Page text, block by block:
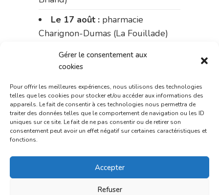
Gérer le consentement aux
cookies
Pour offrir les meilleures expériences, nous utilisons des technologies
telles que les cookies pour stocker et/ou accéder aux informations des
appareils. Le fait de consentir à ces technologies nous permettra de
traiter des données telles que le comportement de navigation ou les ID
uniques sur ce site. Le fait de ne pas consentir ou de retirer son
consentement peut avoir un effet négatif sur certaines caractéristiques et
fonctions.
Accepter
Refuser
Le 17 août : pharmacie
Charignon-Dumas (La Fouillade)
du 17 au 21 août :pharmacie
Palobart (Laguépie)
du 21 au 28 août :pharmacie
Dupont (place de la République)
du 28 au 31 août :pharmacie
Bonnemaire (rue Saint-Jacques)
Du 31 août au 4 septembre :
pharmacie Charignon-Dumas (La
Fouillade)